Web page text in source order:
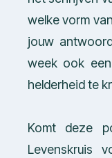
welke vorm
jouw
week ook
helderheid te
Komt deze
Levenskruis